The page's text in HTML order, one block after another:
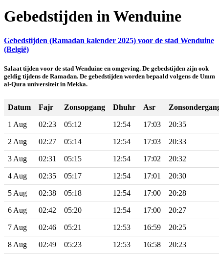
Gebedstijden in Wenduine
Gebedstijden (Ramadan kalender 2025) voor de stad Wenduine
(België)
Salaat tijden voor de stad Wenduine en omgeving. De gebedstijden zijn ook
geldig tijdens de Ramadan. De gebedstijden worden bepaald volgens de Umm
al-Qura universiteit in Mekka.
Datum Fajr Zonsopgang Dhuhr Asr
1 Aug 02:23 05:12 12:54 17:03 20:35
2 Aug 02:27 05:14 12:54 17:03 20:33
3 Aug 02:31 05:15 12:54 17:02 20:32
4 Aug 02:35 05:17 12:54 17:01 20:30
5 Aug 02:38 05:18 12:54 17:00 20:28
6 Aug 02:42 05:20 12:54 17:00 20:27
7 Aug 02:46 05:21 12:53 16:59 20:25
8 Aug 02:49 05:23 12:53 16:58 20:23